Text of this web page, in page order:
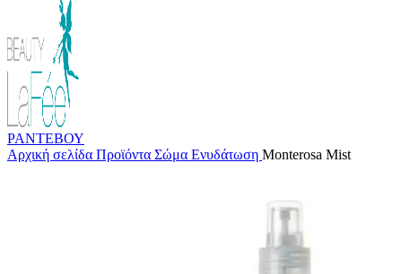
ΡΑΝΤΕΒΟΥ
Αρχική σελίδα Προϊόντα Σώμα Ενυδάτωση Monterosa Mist